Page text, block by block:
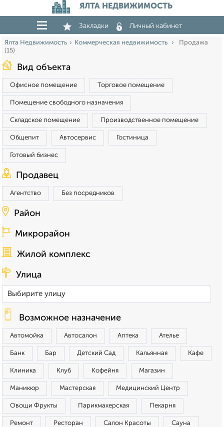
ЯЛТА НЕДВИЖИМОСТЬ
Закладки Личный кабинет
Ялта Недвижимость Коммерческая недвижимость
Продажа
(15)
Вид объекта
Офисное помещение Торговое помещение
Помещение свободного назначения
Складское помещение Производственное помещение
Общепит Автосервис Гостиница
Готовый бизнес
Продавец
Агентство Без посредников
Район
Микрорайон
Жилой комплекс
Улица
Возможное назначение
Автомойка Автосалон Аптека Ателье
Банк Бар Детский Сад Кальянная Кафе
Клиника Клуб Кофейня Магазин
Маникюр Мастерская Медицинский Центр
Овощи Фрукты Парикмахерская Пекарня
Ремонт Ресторан Салон Красоты Сауна